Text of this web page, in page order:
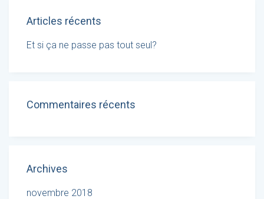
Articles récents
Et si ça ne passe pas tout seul?
Commentaires récents
Archives
novembre 2018